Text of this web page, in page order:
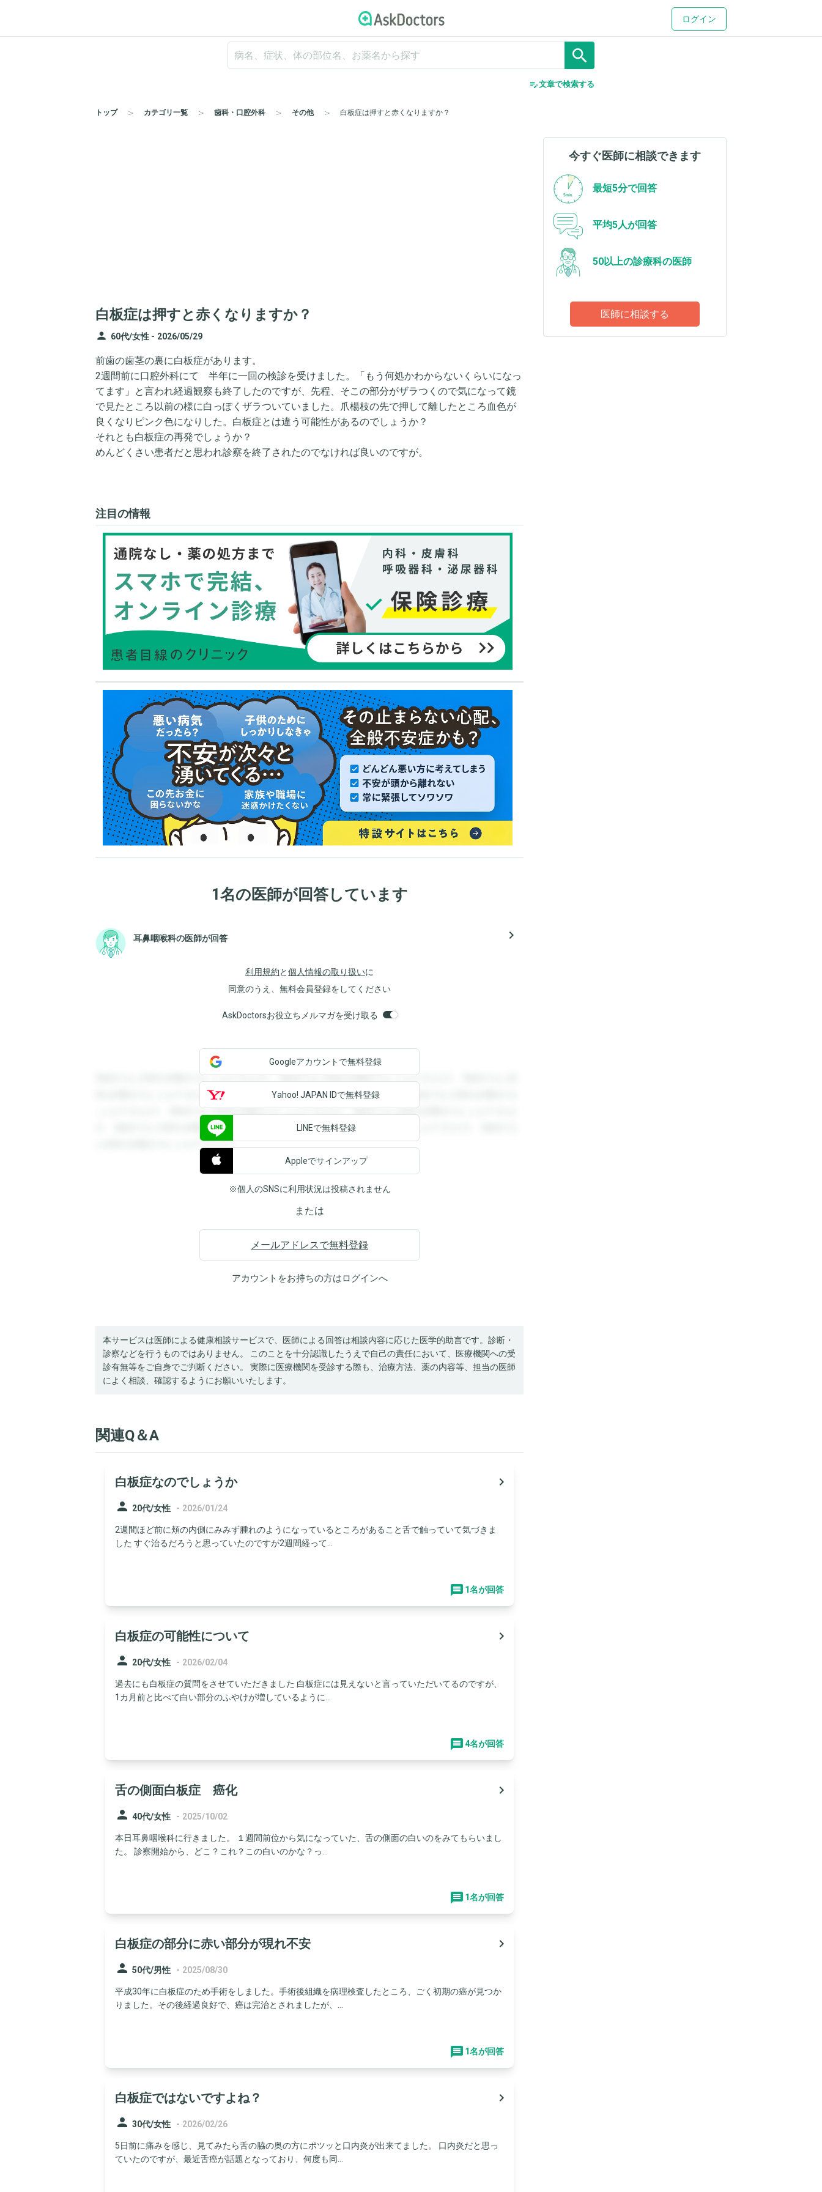
ログイン
search
edit_note文章で検索する
トップ カテゴリ一覧 歯科・口腔外科 その他 白板症は押すと赤くなりますか？
白板症は押すと赤くなりますか？
person 60代/女性 - 2026/05/29
前歯の歯茎の裏に白板症があります。
2週間前に口腔外科にて 半年に一回の検診を受けました。「もう何処かわからないくらいになっ
てます」と言われ経過観察も終了したのですが、先程、そこの部分がザラつくので気になって鏡
で見たところ以前の様に白っぽくザラついていました。爪楊枝の先で押して離したところ血色が
良くなりピンク色になりした。白板症とは違う可能性があるのでしょうか？
それとも白板症の再発でしょうか？
めんどくさい患者だと思われ診察を終了されたのでなければ良いのですが。
注目の情報
1名の医師が回答しています
耳鼻咽喉科の医師が回答 navigate_next
利用規約と個人情報の取り扱いに
同意のうえ、無料会員登録をしてください
AskDoctorsお役立ちメルマガを受け取る
登録すると回答を閲覧することができます。登録すると回答を閲覧することができます。登録すると回
答を閲覧することができます。登録すると回答を閲覧することができます。登録すると回答を閲覧する
ことができます。登録すると回答を閲覧することができます。登録すると回答を閲覧することができま
す。登録すると回答を閲覧することができます。登録すると回答を閲覧することができます。登録する
と回答を閲覧することができます。
Googleアカウントで無料登録
Yahoo! JAPAN IDで無料登録
LINEで無料登録
Appleでサインアップ
※個人のSNSに利用状況は投稿されません
または
メールアドレスで無料登録
アカウントをお持ちの方はログインへ
本サービスは医師による健康相談サービスで、医師による回答は相談内容に応じた医学的助言です。診断・
診察などを行うものではありません。 このことを十分認識したうえで自己の責任において、医療機関への受
診有無等をご自身でご判断ください。 実際に医療機関を受診する際も、治療方法、薬の内容等、担当の医師
によく相談、確認するようにお願いいたします。
関連Q＆A
白板症なのでしょうか
navigate_next
person 20代/女性 - 2026/01/24
2週間ほど前に頬の内側にみみず腫れのようになっているところがあること舌で触っていて気づきま
した すぐ治るだろうと思っていたのですが2週間経って...
1名が回答
白板症の可能性について
navigate_next
person 20代/女性 - 2026/02/04
過去にも白板症の質問をさせていただきました 白板症には見えないと言っていただいてるのですが、
1カ月前と比べて白い部分のふやけが増しているように...
4名が回答
舌の側面白板症 癌化
navigate_next
person 40代/女性 - 2025/10/02
本日耳鼻咽喉科に行きました。 １週間前位から気になっていた、舌の側面の白いのをみてもらいまし
た。 診察開始から、どこ？これ？この白いのかな？っ...
1名が回答
白板症の部分に赤い部分が現れ不安
navigate_next
person 50代/男性 - 2025/08/30
平成30年に白板症のため手術をしました。手術後組織を病理検査したところ、ごく初期の癌が見つか
りました。その後経過良好で、癌は完治とされましたが、...
1名が回答
白板症ではないですよね？
navigate_next
person 30代/女性 - 2026/02/26
5日前に痛みを感じ、見てみたら舌の脇の奥の方にポツッと口内炎が出来てました。 口内炎だと思っ
ていたのですが、最近舌癌が話題となっており、何度も同...
今すぐ医師に相談できます
最短5分で回答
平均5人が回答
50以上の診療科の医師
医師に相談する